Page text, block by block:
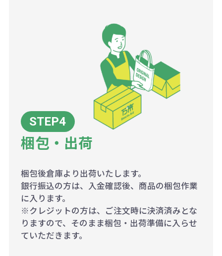
梱包・出荷
梱包後倉庫より出荷いたします。
銀行振込の方は、入金確認後、商品の梱包作業
に入ります。
※クレジットの方は、ご注文時に決済済みとな
りますので、そのまま梱包・出荷準備に入らせ
ていただきます。